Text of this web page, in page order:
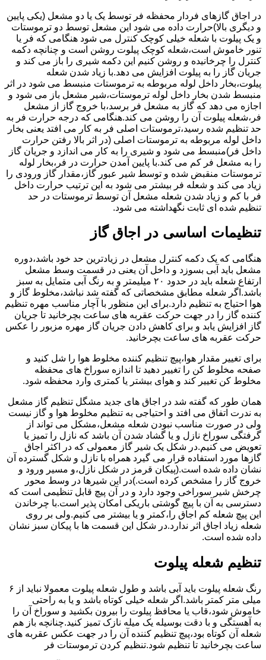
در اجاق گازهای فردار محفظه فر توسط یک یا دو مشعل (یکی پایین
و دیگری بالا)حرارت داده می شود این مشعل توسط دو ترموستات
و یک پیلوت با شعله خیلی کوچک کنترل می شود هنگامی که فر یا
تنور خاموش است،شعله کوچک پیلوت روشن است و چنانچه دکمه
کنترل را چرخانیده و روشن کنیم این دکمه شیری را باز می کند و
جریان گاز را به پیلوت افزایش می دهد.با زیاد شدن شعله
پیلوت،بخار داخل لوله مربوطه به ترموستات منبسط می شود در اثر
منبسط شدن بخار داخل لوله ترموستات،شیر مشعل باز می شود و
اجازه می دهد که گاز به مشعل فر برسد،با خروج گاز از مشعل
فر،شعله پیلوت آن را روشن می کند.هنگامی که درجه حرارت فر به
حد تنظیم شده رسید،ترموستات اصلی فر به کار می افتد یعنی بخار
داخل لوله مربوطه به ترموستات اصلی (در اثر بالا رفتن حرارت
داخل فر)منبسط می شود و شیری را به کار می اندازد و جریان گاز
را به مشعل فر کم می کند.با پایین آمدن حرارت در فر،بخار لوله
ترموستات منقبض شده و توسط شیر عبور گاز،مقدار گاز ورودی را
زیاد می کند و شعله فر بیشتر می شود به این ترتیب حرارت داخل
فر با کم و زیاد شدن شعله مشعل آن توسط ترموستات در حد
تنظیم شده ای ثابت نگهداشته می شود.
تنظیمات اساسی در اجاق گاز
هنگامی که یک دکمه کنترل مشعل در زیادترین حد خود باشد،دوره
مشعل باید آبی بسوزد و داخل آن یعنی در قسمت وسط مشعل
ارتفاع شعله باید در حدود ۲۰ میلیمتر و به رنگ آبی متمایل به سبز
باشد.اگر شعله مطابق مشخصاتی که گفته شد نباشد،مخلوط گاز و
هوا احتیاج به تنظیم دارد.برای این منظور با آچار مناسب مهره تنظیم
کننده گاز را در جهت حرکت عقربه های ساعت بچرخانید تا جریان
گاز افزایش یابد و برای کاهش دادن جریان گاز مهره مزبور را عکس
حرکت عقربه های ساعت بچرخانید.
برای تغییر مقدار هوا،پیچ تنظیم کننده مخلوط هوا را شل کنید و
صفحه مخلوط کن را تغییر دهید تا اندازه سوراخ های محفظه
مخلوط کن تغییر کند و هوای بیشتر یا کمتری وارد محفظه شود.
همان طور که گفته شد در اجاق های جدید مشگل تنظیم گاز مشعل
به ندرت اتفاق می افتد و احتیاجی به تنظیم مخلوط هوا و گاز نیست
ولی در صورت مناسب نبودن شعله مشعل،مشکل می تواند از
گرفتگی سوراخ نازل و یا گشاد شدن آن باشد که نازل را تمیز یا
تعویض می کنیم.در شکل یک شیر گاز معمولی که در اکثر اجاق
گازها مورد استفاده قرار می گیرد همراه با نازل و شکل گسترده آن
نشان داده شده است.(پیکان قرمز در شکل نازل،و مسیر ورود و
خروج گاز را مشخص کرده است.)در این شیرها در وسط محور
چرخش شیر سوراخی وجود دارد و در آن پیچ قابل تنظیمی است که
دسترسی به آن با پیچ گوشتی باریکی امکان پذیر است.با چرخاندن
این پیچ شعله کم اجاق را،کمتر و یا بیشتر می کنیم.ولی بر روی
شعله زیاد اجاق اثر ندارد.در شکل این قسمت ها با پیکان سبز نشان
داده شده است.
تنظیم شعله پیلوت
رنگ شعله پیلوت باید آبی باشد و طول شعله پیلوت معمولا نباید از ۶
میلی متر کمتر باشد.اگر شعله خیلی کوتاه باشد و یا به راحتی
خاموش شود،قاب یا محافظ پیلوت را بیرون بکشید و سوراخ آن را
به آهستگی و با دقت بوسیله یک میله نازک تمیز کنید.چنانچه باز هم
شعله آن کوتاه بود،پیچ تنظیم کننده آن را در جهت عکس عقربه های
ساعت بچرخانید تا تنظیم شود.تنظیم کردن ترموستات فر